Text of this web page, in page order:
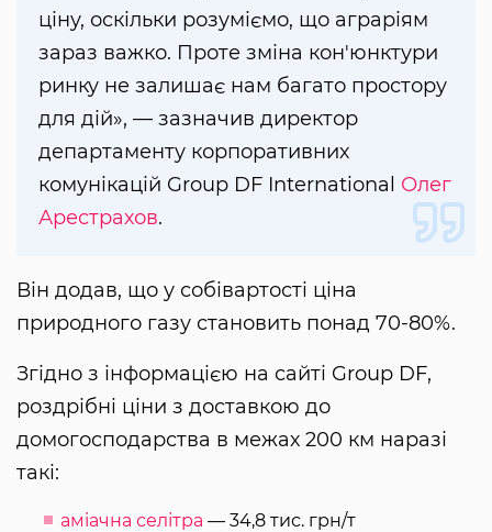
ціну, оскільки розуміємо, що аграріям
зараз важко. Проте зміна кон'юнктури
ринку не залишає нам багато простору
для дій», — зазначив директор
департаменту корпоративних
комунікацій Group DF International Олег
Арестрахов.
Він додав, що у собівартості ціна
природного газу становить понад 70-80%.
Згідно з інформацією на сайті Group DF,
роздрібні ціни з доставкою до
домогосподарства в межах 200 км наразі
такі:
аміачна селітра — 34,8 тис. грн/т